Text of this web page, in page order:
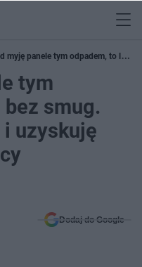
myję panele tym odpadem, to lśnią
tym
smug.
uzyskuję
Dodaj do Google